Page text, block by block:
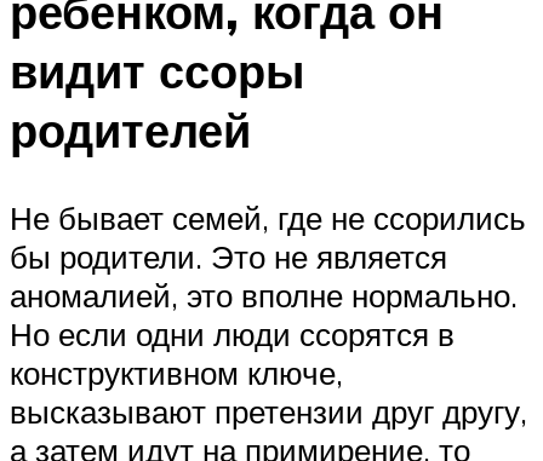
видит ссоры
родителей
Не бывает семей, где не ссорились
бы родители. Это не является
аномалией, это вполне нормально.
Но если одни люди ссорятся в
конструктивном ключе,
высказывают претензии друг другу,
а затем идут на примирение, то